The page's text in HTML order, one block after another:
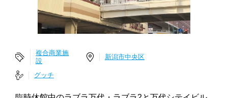
複合商業施
設
新潟市中央区
グッチ